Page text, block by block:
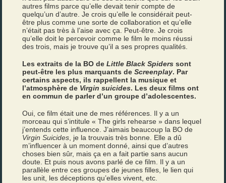
autres films parce qu’elle devait tenir compte de
quelqu’un d’autre. Je crois qu’elle le considérait peut-
être plus comme une sorte de collaboration et qu’elle
n’était pas très à l’aise avec ça. Peut-être. Je crois
qu’elle doit le percevoir comme le film le moins réussi
des trois, mais je trouve qu’il a ses propres qualités.
Les extraits de la BO deLittle Black Spiders sont
peut-être les plus marquants deScreenplay. Par
certains aspects, ils rappellent la musique et
l’atmosphère de Virgin suicides. Les deux films ont
en commun de parler d’un groupe d’adolescentes.
Oui, ce film était une de mes références. Il y a un
morceau qui s’intitule « The girls rehearse » dans lequel
j’entends cette influence. J’aimais beaucoup la BO de
Virgin Suicides, je la trouvais très bonne. Elle a dû
m’influencer à un moment donné, ainsi que d’autres
choses bien sûr, mais ça en a fait partie sans aucun
doute. Et puis nous avons parlé de ce film. Il y a un
parallèle entre ces groupes de jeunes filles, le lien qui
les unit, les déceptions qu’elles vivent, etc.